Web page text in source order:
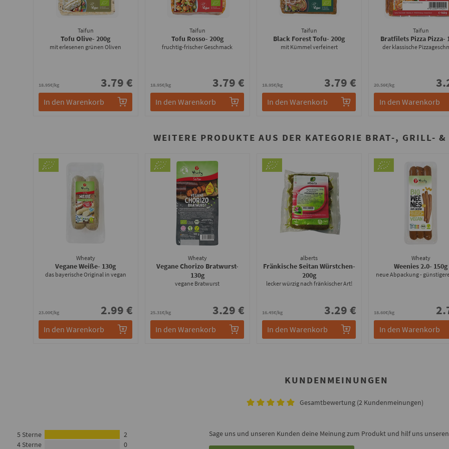
Taifun
Tofu Olive- 200g
mit erlesenen grünen Oliven
18.95€/kg 3.79 €
In den Warenkorb
Taifun
Tofu Rosso- 200g
fruchtig-frischer Geschmack
18.95€/kg 3.79 €
In den Warenkorb
Taifun
Black Forest Tofu- 200g
mit Kümmel verfeinert
18.95€/kg 3.79 €
In den Warenkorb
Taifun
Bratfilets Pizza Pizza-
der klassische
20.56€/kg
In den Warenkorb
WEITERE PRODUKTE AUS DER KATEGORIE BRAT-, GRILL- &
Wheaty
Vegane Weiße- 130g
das bayerische Original in vegan
23.00€/kg 2.99 €
In den Warenkorb
Wheaty
Vegane Chorizo Bratwurst-
130g
vegane Bratwurst
25.31€/kg 3.29 €
In den Warenkorb
alberts
Fränkische Seitan Würstchen-
200g
lecker würzig nach fränkischer Art!
16.45€/kg 3.29 €
In den Warenkorb
Wheaty
Weenies 2.0- 150g
neue Abpackung -
18.60€/kg
In den Warenkorb
KUNDENMEINUNGEN
Gesamtbewertung (2 Kundenmeinungen)
5 Sterne
2
4 Sterne
0
Sage uns und unseren Kunden deine Meinung zum Produkt und hilf uns